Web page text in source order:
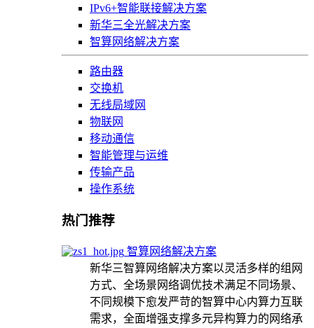
IPv6+智能联接解决方案
新华三全光解决方案
智算网络解决方案
路由器
交换机
无线局域网
物联网
移动通信
智能管理与运维
传输产品
操作系统
热门推荐
智算网络解决方案
新华三智算网络解决方案以灵活多样的组网
方式、全场景网络调优技术满足不同场景、
不同规模下愈发严苛的智算中心内算力互联
需求，全面增强支撑多元异构算力的网络承